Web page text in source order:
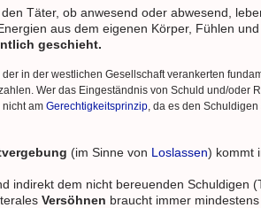
Täter, ob anwesend oder abwesend,
aus dem eigenen Körper, Fühlen und
geschieht.
in der westlichen Gesellschaft verankerten
Wer das Eingeständnis von Schuld und/oder
nicht amGerechtigkeitsprinzip, da es den
(im Sinne von Loslassen) kommt
indirekt dem nicht bereuenden Schuldigen
Versöhnen braucht immer